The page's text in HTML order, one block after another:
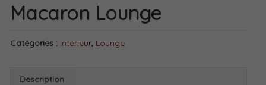
Macaron Lounge
Catégories : Intérieur, Lounge
Description